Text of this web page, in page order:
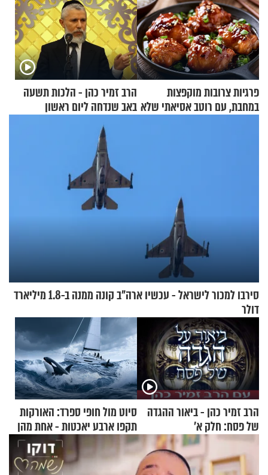
פרגיות צרובות מוקפצות
במחבת, עם רוטב אסיאתי שלא
הרב זמיר כהן - הלכות תשעה
באב שנדחה ליום ראשון
סירבו למכור לישראל - עכשיו ארה"ב קונה ממנה ב-1.8 מיליארד
דולר
הרב זמיר כהן - ביאור ההגדה
של פסח: חלק א’
סיוט מול חופי ספרד: האורקות
תקפו ארבע יאכטות - אחת מהן
טבעה